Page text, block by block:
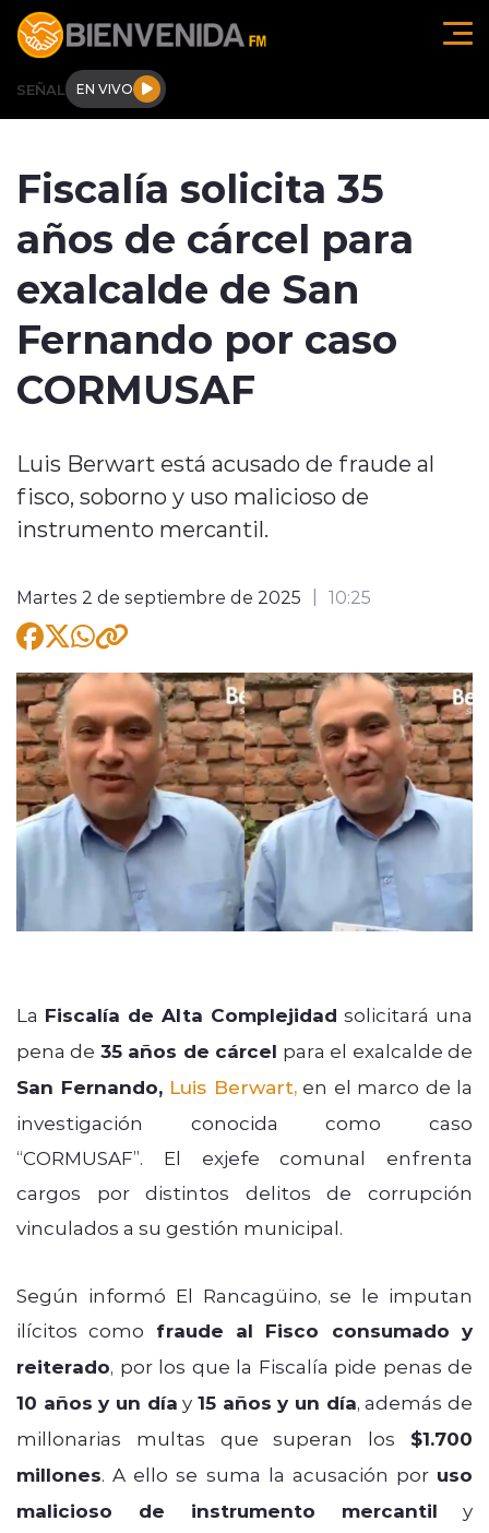
Click acá para ir directamente al contenido
SEÑAL EN VIVO
Tendencias
Internacional
Entrevistas
Fiscalía solicita 35
años de cárcel para
exalcalde de San
Fernando por caso
CORMUSAF
Luis Berwart está acusado de fraude al
fisco, soborno y uso malicioso de
instrumento mercantil.
Martes 2 de septiembre de 2025 10:25
La Fiscalía de Alta Complejidad solicitará una
pena de 35 años de cárcel para el exalcalde de
San Fernando, Luis Berwart,en el marco de la
investigación conocida como caso
“CORMUSAF”. El exjefe comunal enfrenta
cargos por distintos delitos de corrupción
vinculados a su gestión municipal.
Según informó El Rancagüino, se le imputan
ilícitos como fraude al Fisco consumado y
reiterado, por los que la Fiscalía pide penas de
10 años y un día y15 años y un día, además de
millonarias multas que superan los $1.700
millones. A ello se suma la acusación por uso
malicioso de instrumento mercantil y